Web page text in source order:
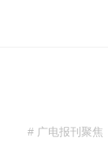
# 广电报刊聚焦